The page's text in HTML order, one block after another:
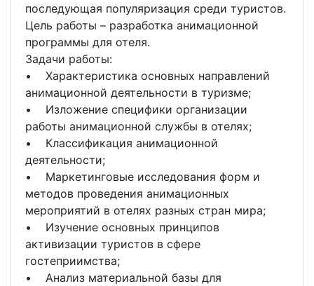
последующая популяризация среди туристов.
Цель работы – разработка анимационной
программы для отеля.
Задачи работы:
• Характеристика основных направлений
анимационной деятельности в туризме;
• Изложение специфики организации
работы анимационной службы в отелях;
• Классификация анимационной
деятельности;
• Маркетинговые исследования форм и
методов проведения анимационных
мероприятий в отелях разных стран мира;
• Изучение основных принципов
активизации туристов в сфере
гостеприимства;
• Анализ материальной базы для